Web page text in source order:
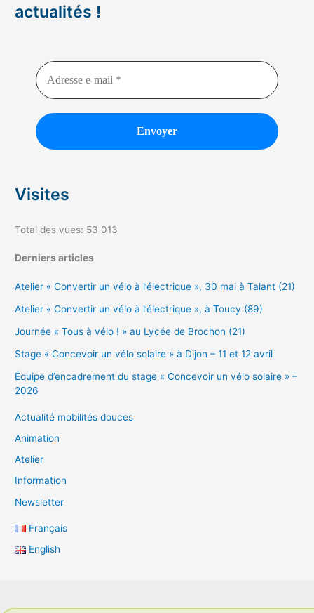
actualités !
Visites
Total des vues: 53 013
Derniers articles
Atelier « Convertir un vélo à l’électrique », 30 mai à Talant (21)
Atelier « Convertir un vélo à l’électrique », à Toucy (89)
Journée « Tous à vélo ! » au Lycée de Brochon (21)
Stage « Concevoir un vélo solaire » à Dijon – 11 et 12 avril
Équipe d’encadrement du stage « Concevoir un vélo solaire » –
2026
Actualité mobilités douces
Animation
Atelier
Information
Newsletter
Français
English